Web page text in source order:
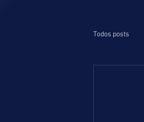
Todos posts